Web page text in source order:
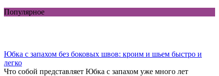
Популярное
Юбка с запахом без боковых швов: кроим и шьем быстро и
легко
Что собой представляет Юбка с запахом уже много лет